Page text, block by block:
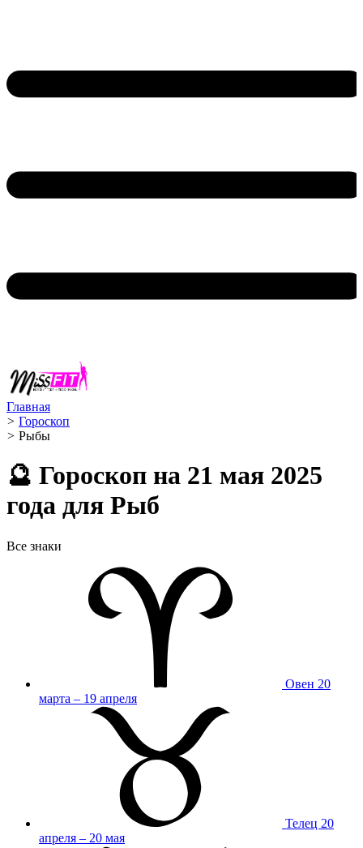
Главная
> Гороскоп
> Рыбы ️
🔮 Гороскоп на 21 мая 2025
года для Рыб
Все знаки
Овен 20
марта – 19 апреля
Телец 20
апреля – 20 мая